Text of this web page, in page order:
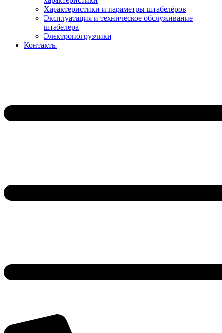
Характеристики и параметры штабелёров
Эксплуатация и техническое обслуживание
штабелера
Электропогрузчики
Контакты